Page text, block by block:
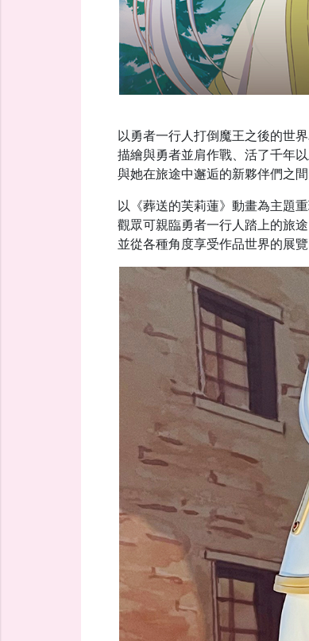
以勇者一行人打倒魔王之後的世界
描繪與勇者並肩作戰、活了千年
與她在旅途中邂逅的新夥伴們之間
以《葬送的芙莉蓮》動畫為主題
觀眾可親臨勇者一行人踏上的旅
並從各種角度享受作品世界的展覽